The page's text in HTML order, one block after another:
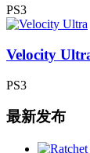
PS3
Velocity
PS3
最新发布